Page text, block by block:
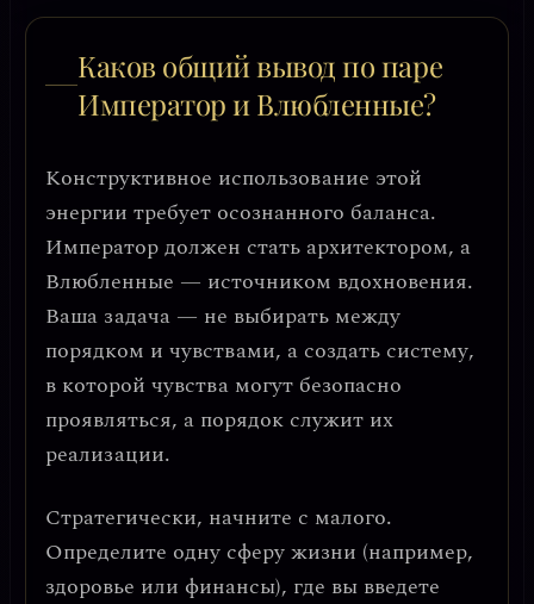
Каков общий вывод по паре
Император и Влюбленные?
Конструктивное использование этой
энергии требует осознанного баланса.
Император должен стать архитектором, а
Влюбленные — источником вдохновения.
Ваша задача — не выбирать между
порядком и чувствами, а создать систему,
в которой чувства могут безопасно
проявляться, а порядок служит их
реализации.
Стратегически, начните с малого.
Определите одну сферу жизни (например,
здоровье или финансы), где вы введете